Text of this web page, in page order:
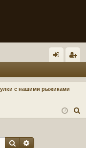
д ис
ац
с нашими рыжиками
Поиск